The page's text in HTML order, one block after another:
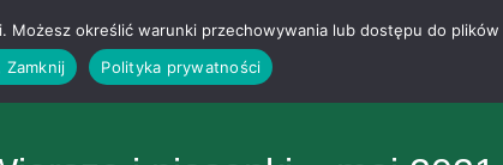
określić warunki przechowywania lub dostępu do
Zamknij
Polityka prywatności